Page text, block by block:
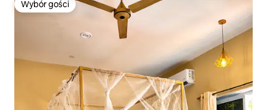
Wybór gości
Wybór gości